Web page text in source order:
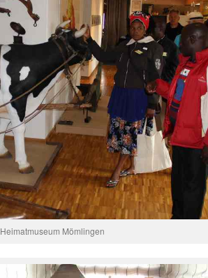
Heimatmuseum Mömlingen